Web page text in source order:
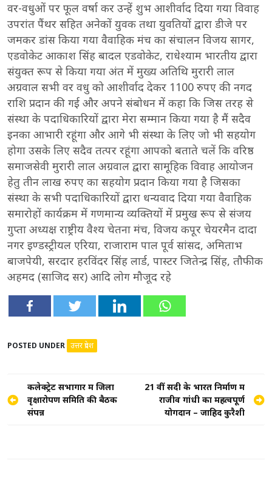
वर-वधुओं पर फूल वर्षा कर उन्हें शुभ आशीर्वाद दिया गया विवाह
उपरांत पैंथर सहित अनेकों युवक तथा युवतियों द्वारा डीजे पर
जमकर डांस किया गया वैवाहिक मंच का संचालन विजय सागर,
एडवोकेट आकाश सिंह बादल एडवोकेट, राधेश्याम भारतीय द्वारा
संयुक्त रूप से किया गया अंत में मुख्य अतिथि मुरारी लाल
अग्रवाल सभी वर वधु को आशीर्वाद देकर 1100 रुपए की नगद
राशि प्रदान की गई और अपने संबोधन में कहा कि जिस तरह से
संस्था के पदाधिकारियों द्वारा मेरा सम्मान किया गया है मैं सदैव
इनका आभारी रहूंगा और आगे भी संस्था के लिए जो भी सहयोग
होगा उसके लिए सदैव तत्पर रहूंगा आपको बताते चलें कि वरिष्ठ
समाजसेवी मुरारी लाल अग्रवाल द्वारा सामूहिक विवाह आयोजन
हेतु तीन लाख रुपए का सहयोग प्रदान किया गया है जिसका
संस्था के सभी पदाधिकारियों द्वारा धन्यवाद दिया गया वैवाहिक
समारोहों कार्यक्रम में गणमान्य व्यक्तियों में प्रमुख रूप से संजय
गुप्ता अध्यक्ष राष्ट्रीय वैश्य चेतना मंच, विजय कपूर चेयरमैन दादा
नगर इण्डस्ट्रीयल एरिया, राजाराम पाल पूर्व सांसद, अमिताभ
बाजपेयी, सरदार हरविंदर सिंह लार्ड, पास्टर जितेन्द्र सिंह, तौफीक
अहमद (साजिद सर) आदि लोग मौजूद रहे
POSTED UNDER उत्तर प्रदेश
Post
navigation
कलेक्ट्रेट सभागार में जिला
वृक्षारोपण समिति की बैठक
संपन्न
21 वीं सदी के भारत निर्माण में
राजीव गांधी का महत्वपूर्ण
योगदान – जाहिद कुरैशी